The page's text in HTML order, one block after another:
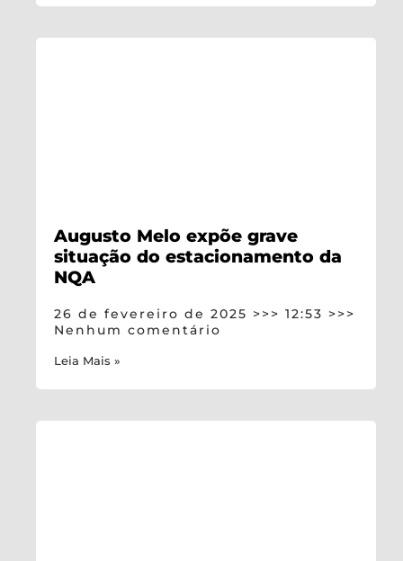
Augusto Melo expõe grave
situação do estacionamento da
NQA
26 de fevereiro de 2025
12:53
Nenhum comentário
Leia Mais »